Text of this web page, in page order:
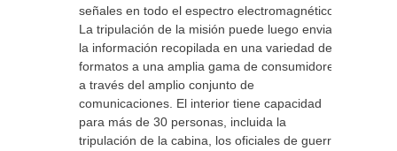
señales en todo el espectro electromagnético.
La tripulación de la misión puede luego enviar
la información recopilada en una variedad de
formatos a una amplia gama de consumidores
a través del amplio conjunto de
comunicaciones. El interior tiene capacidad
para más de 30 personas, incluida la
tripulación de la cabina, los oficiales de guerra